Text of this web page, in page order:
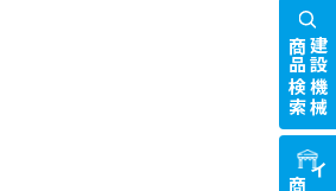
建設機械
商品検索